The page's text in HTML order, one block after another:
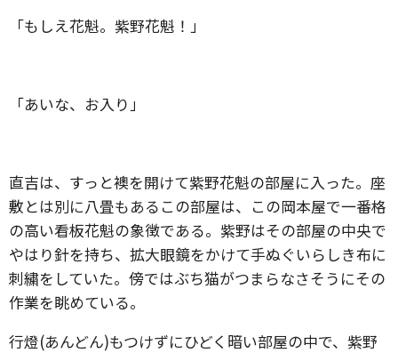
「もしえ花魁。紫野花魁！」
「あいな、お入り」
直吉は、すっと襖を開けて紫野花魁の部屋に入った。座
敷とは別に八畳もあるこの部屋は、この岡本屋で一番格
の高い看板花魁の象徴である。紫野はその部屋の中央で
やはり針を持ち、拡大眼鏡をかけて手ぬぐいらしき布に
刺繍をしていた。傍ではぶち猫がつまらなさそうにその
作業を眺めている。
行燈(あんどん)もつけずにひどく暗い部屋の中で、紫野